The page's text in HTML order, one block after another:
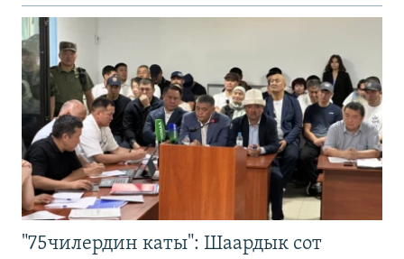
"75чилердин каты": Шаардык сот